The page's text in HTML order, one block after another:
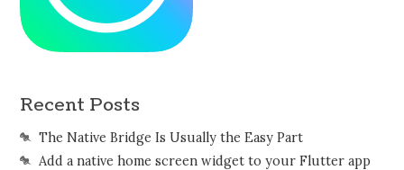
Recent Posts
The Native Bridge Is Usually the Easy Part
Add a native home screen widget to your Flutter app